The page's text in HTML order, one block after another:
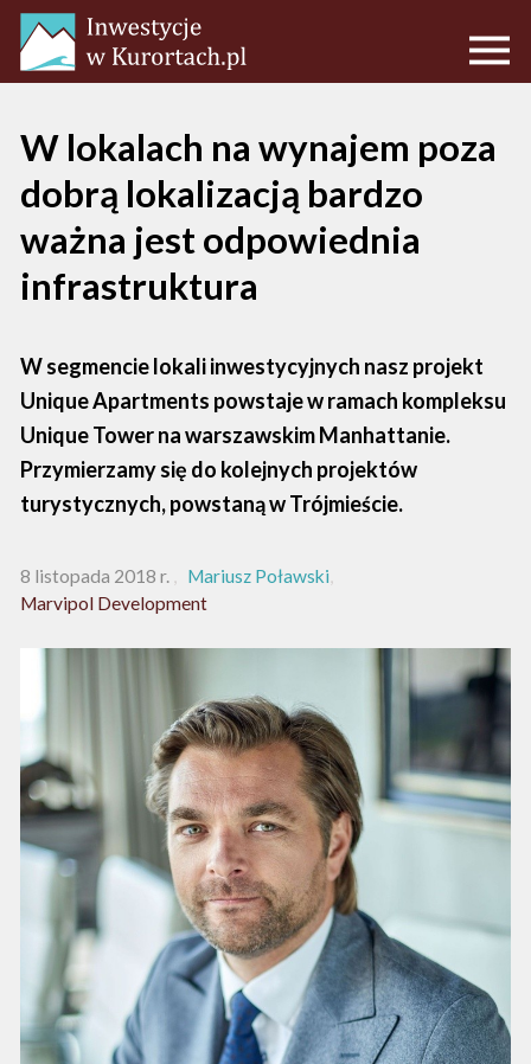
W lokalach na wynajem poza
dobrą lokalizacją bardzo
ważna jest odpowiednia
infrastruktura
W segmencie lokali inwestycyjnych nasz projekt
Unique Apartments powstaje w ramach kompleksu
Unique Tower na warszawskim Manhattanie.
Przymierzamy się do kolejnych projektów
turystycznych, powstaną w Trójmieście.
8 listopada 2018 r.
Mariusz Poławski
Marvipol Development